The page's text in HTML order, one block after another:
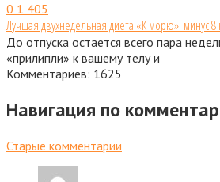
0 1 405
Лучшая двухнедельная диета «К морю»: минус 8
До отпуска остается всего пара
«прилипли» к вашему телу и
Комментариев: 1625
Навигация по
Старые комментарии